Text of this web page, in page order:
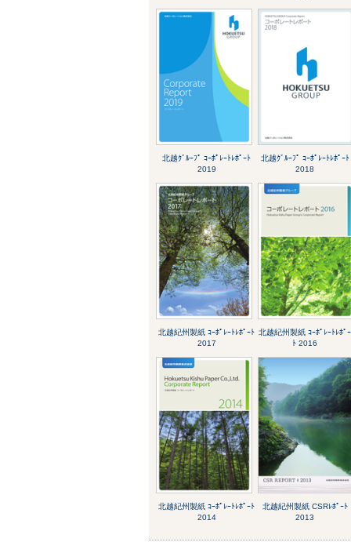
北越ｸﾞﾙｰﾌﾟ ｺｰﾎﾟﾚｰﾄﾚﾎﾟｰﾄ
2019
北越ｸﾞﾙｰﾌﾟ ｺｰﾎﾟﾚｰﾄﾚﾎﾟｰﾄ
2018
北越紀州製紙 ｺｰﾎﾟﾚｰﾄﾚﾎﾟｰﾄ
2017
北越紀州製紙 ｺｰﾎﾟﾚｰﾄﾚﾎﾟｰ
ﾄ 2016
北越紀州製紙 ｺｰﾎﾟﾚｰﾄﾚﾎﾟｰﾄ
2014
北越紀州製紙 CSRﾚﾎﾟｰﾄ
2013